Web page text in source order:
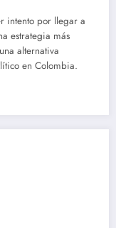
intento por llegar a
estrategia más
alternativa
en Colombia.